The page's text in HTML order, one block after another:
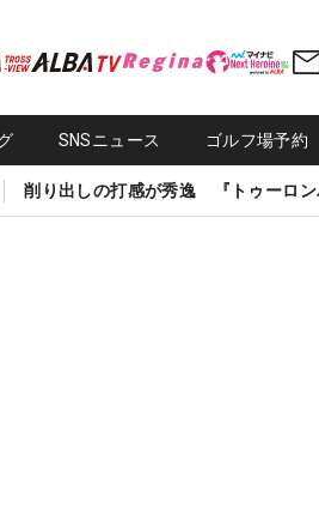
SNSニュース ゴルフ場予約
削り出しの打感が秀逸 『トゥーロン